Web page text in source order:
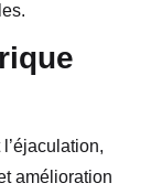
amélioration